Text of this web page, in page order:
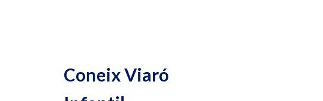
Coneix Viaró